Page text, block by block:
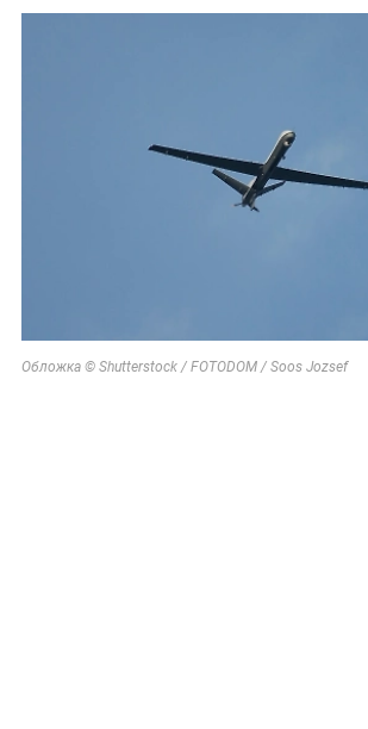
Обложка © Shutterstock / FOTODOM / Soos Jozsef